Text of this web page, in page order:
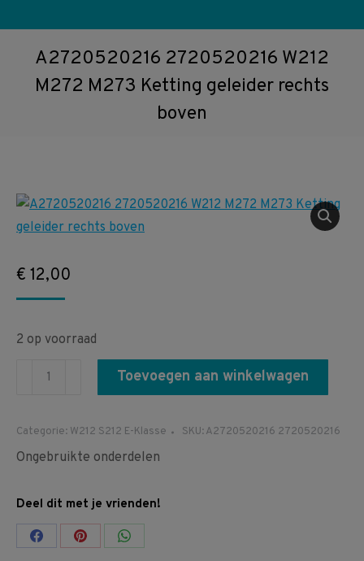
A2720520216 2720520216 W212
M272 M273 Ketting geleider rechts
boven
€ 12,00
2 op voorraad
A2720520216
M272
M273
geleider
rechts
boven
Toevoegen aan winkelwagen
Categorie: W212 S212 E-Klasse SKU:A2720520216 2720520216
Ongebruikte onderdelen
Deel dit met je vrienden!
Share Share Share